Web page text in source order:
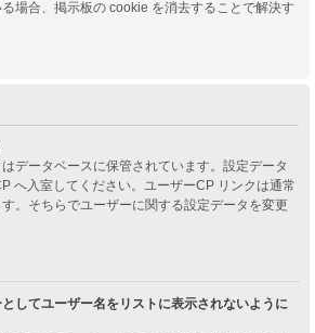
場合、掲示板の cookie を消去することで解決す
データベースに保管されています。設定データ
へ入室してください。ユーザーCP リンクは通常
。そちらでユーザーに関する設定データを変更
してユーザー名をリストに表示されないように